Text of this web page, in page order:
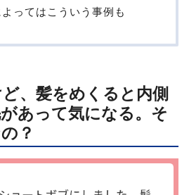
ってはこういう事例も
、髪をめくると内側
あって気になる。そ
？